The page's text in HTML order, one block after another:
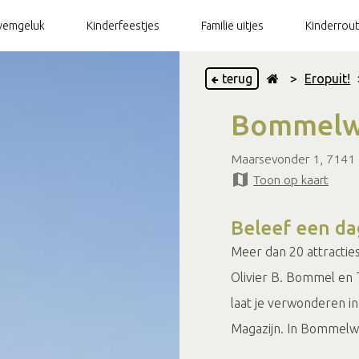
Kinderfeestjes Familie uitjes
terug > Eropuit!
Maarsevonder 1, 7141
Toon op kaart
Beleef een
Meer dan 20
Olivier B. Bommel en
laat je verwonderen
Magazijn. In